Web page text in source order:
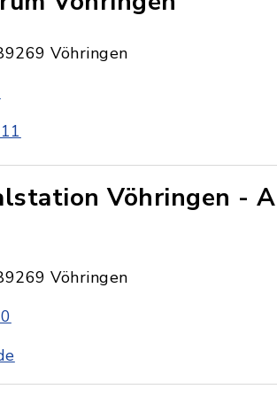
Vöhringen
Vöhringen -
Vöhringen